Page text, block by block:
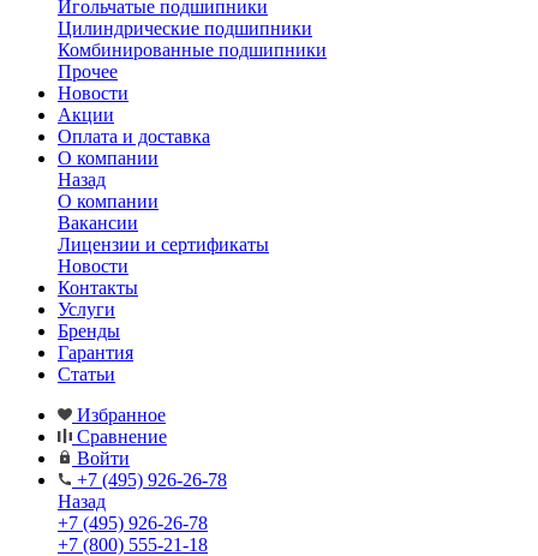
Игольчатые подшипники
Цилиндрические подшипники
Комбинированные подшипники
Прочее
Новости
Акции
Оплата и доставка
О компании
Назад
О компании
Вакансии
Лицензии и сертификаты
Новости
Контакты
Услуги
Бренды
Гарантия
Статьи
Избранное
Сравнение
Войти
+7 (495) 926-26-78
Назад
+7 (495) 926-26-78
+7 (800) 555-21-18